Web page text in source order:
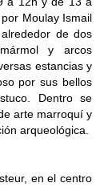
Moulay Ismail
de dos
y arcos
estancias y
por sus bellos
Dentro se
arte marroquí y
arqueológica.
en el centro